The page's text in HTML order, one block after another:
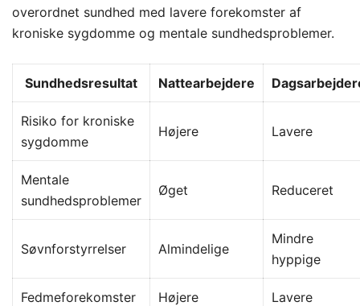
overordnet sundhed med lavere forekomster af
kroniske sygdomme og mentale sundhedsproblemer.
Sundhedsresultat Nattearbejdere
Risiko for kroniske
sygdomme
Højere Lavere
Mentale
sundhedsproblemer
Øget Reduceret
Søvnforstyrrelser Almindelige
Mindre
hyppige
Fedmeforekomster Højere Lavere